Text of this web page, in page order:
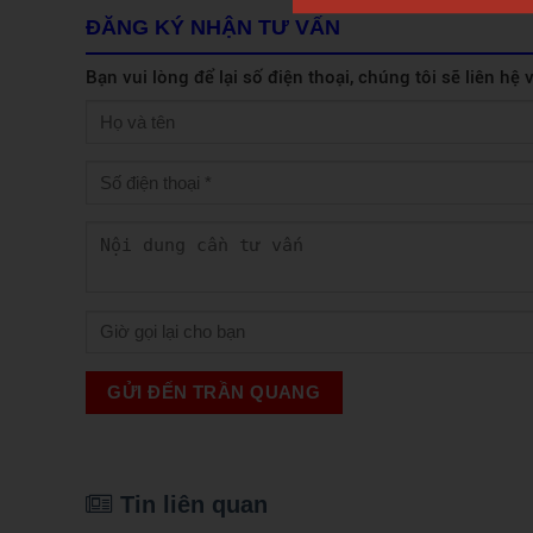
ĐĂNG KÝ NHẬN TƯ VẤN
Bạn vui lòng để lại số điện thoại, chúng tôi sẽ liên hệ
GỬI ĐẾN TRẦN QUANG
Tin liên quan